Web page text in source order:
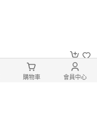
購物車 會員中心